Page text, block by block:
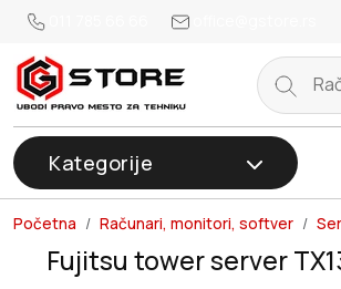
Kategorije
Početna Računari, monitori, softver
Fujitsu tower server